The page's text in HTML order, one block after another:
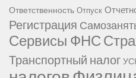
Ответственность Отпуск
Регистрация
Сервисы ФНС
Транспортный налог